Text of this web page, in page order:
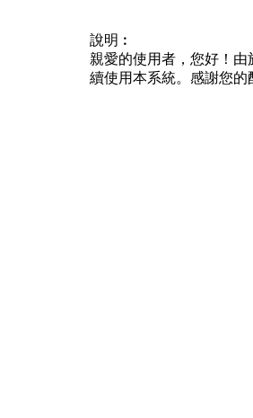
說明︰
親愛的使用者，您好！
續使用本系統。感謝您的